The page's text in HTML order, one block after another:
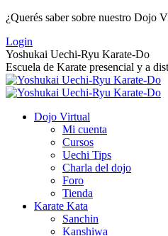
Saltar
contenido
¿Querés saber sobre nuestro Dojo
Login
Yoshukai Uechi-Ryu Karate-Do
Escuela de Karate presencial y a
Dojo Virtual
Mi cuenta
Cursos
Uechi Tips
Charla del dojo
Foro
Tienda
Karate Kata
Sanchin
Kanshiwa